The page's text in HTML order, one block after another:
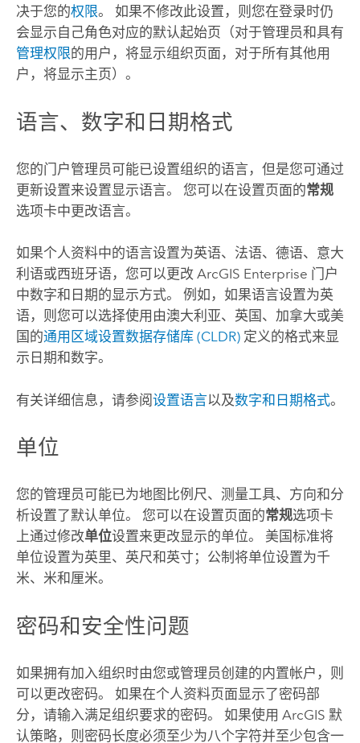
决于您的权限。 如果不修改此设置，则您在登录时仍
会显示自己角色对应的默认起始页（对于管理员和具有
管理权限的用户，将显示组织页面，对于所有其他用
户，将显示主页）。
语言、数字和日期格式
您的门户管理员可能已设置组织的语言，但是您可通过
更新设置来设置显示语言。 您可以在设置页面的常规
选项卡中更改语言。
如果个人资料中的语言设置为英语、法语、德语、意大
利语或西班牙语，您可以更改 ArcGIS Enterprise 门户
中数字和日期的显示方式。 例如，如果语言设置为英
语，则您可以选择使用由澳大利亚、英国、加拿大或美
国的通用区域设置数据存储库 (CLDR) 定义的格式来显
示日期和数字。
有关详细信息，请参阅设置语言以及数字和日期格式。
单位
您的管理员可能已为地图比例尺、测量工具、方向和分
析设置了默认单位。 您可以在设置页面的常规选项卡
上通过修改单位设置来更改显示的单位。 美国标准将
单位设置为英里、英尺和英寸；公制将单位设置为千
米、米和厘米。
密码和安全性问题
如果拥有加入组织时由您或管理员创建的内置帐户，则
可以更改密码。 如果在个人资料页面显示了密码部
分，请输入满足组织要求的密码。 如果使用 ArcGIS 默
认策略，则密码长度必须至少为八个字符并至少包含一